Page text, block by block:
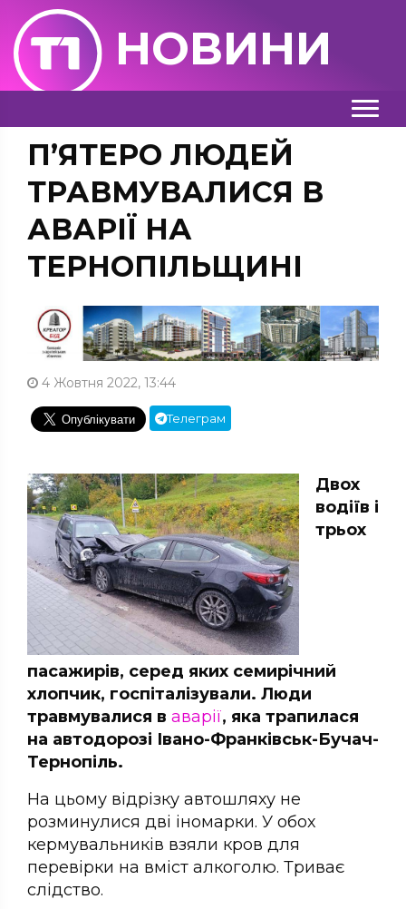
НОВИНИ
П’ЯТЕРО ЛЮДЕЙ
ТРАВМУВАЛИСЯ В
АВАРІЇ НА
ТЕРНОПІЛЬЩИНІ
4 Жовтня 2022, 13:44
Телеграм
Двох
водіїв і
трьох
пасажирів, серед яких семирічний
хлопчик, госпіталізували. Люди
травмувалися в аварії, яка трапилася
на автодорозі Івано-Франківськ-Бучач-
Тернопіль.
На цьому відрізку автошляху не
розминулися дві іномарки. У обох
кермувальників взяли кров для
перевірки на вміст алкоголю. Триває
слідство.